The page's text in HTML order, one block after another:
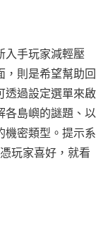
入手玩家減輕壓
，則是希望幫助回
透過設定選單來啟
各島嶼的謎題、以
機密類型。提示系
玩家喜好，就看